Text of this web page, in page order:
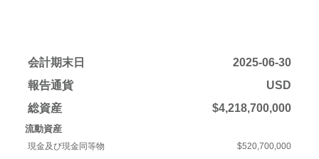
会計期末日
2025-06-30
報告通貨
USD
総資産
$4,218,700,000
流動資産
現金及び現金同等物
$520,700,000